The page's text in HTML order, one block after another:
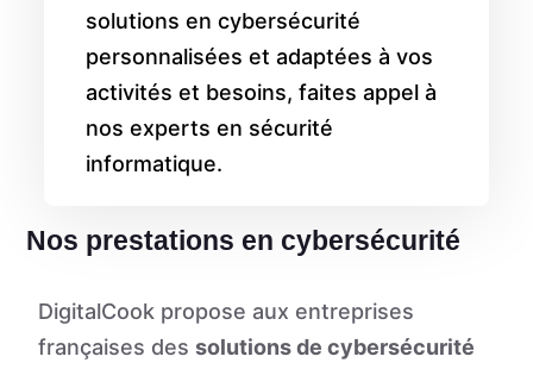
solutions en cybersécurité
personnalisées et adaptées à vos
activités et besoins, faites appel à
nos experts en sécurité
informatique.
Nos prestations en cybersécurité
DigitalCook propose aux entreprises
françaises dessolutions de cybersécurité